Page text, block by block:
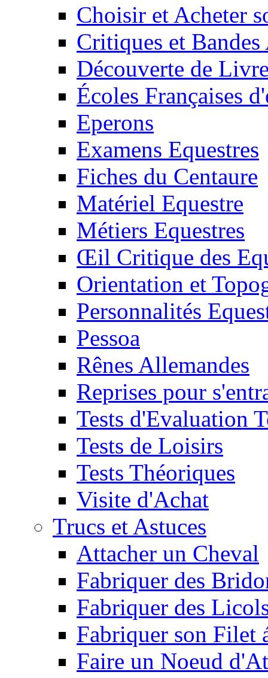
Choisir et Acheter
Critiques et
Découverte de
Écoles Françaises
Eperons
Examens Equestres
Fiches du Centaure
Matériel Equestre
Métiers Equestres
Œil Critique des
Orientation et
Personnalités
Pessoa
Rênes Allemandes
Reprises pour
Tests d'Evaluation
Tests de Loisirs
Tests Théoriques
Visite d'Achat
Trucs et Astuces
Attacher un Cheval
Fabriquer des
Fabriquer des
Fabriquer son Filet
Faire un Noeud